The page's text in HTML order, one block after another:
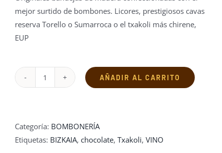
mejor surtido de bombones. Licores, prestigiosos cavas
reserva Torello o Sumarroca o el txakoli más chirene,
EUP
Bandeja
cantidad
AÑADIR AL CARRITO
Categoría: BOMBONERÍA
Etiquetas: BIZKAIA, chocolate, Txakoli, VINO